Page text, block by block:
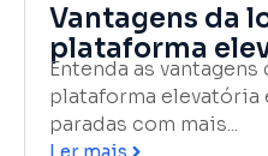
Vantagens da
plataforma
Entenda as
plataforma elevatória
paradas com mais...